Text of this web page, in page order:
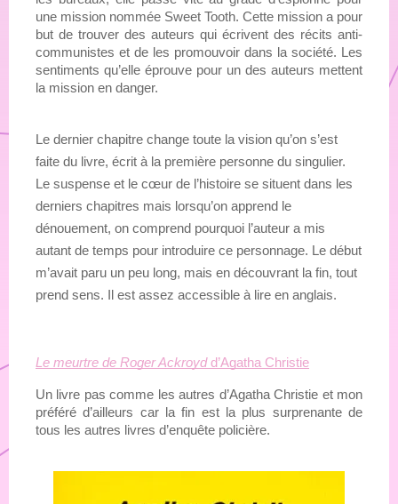
une mission nommée Sweet Tooth. Cette mission a pour
but de trouver des auteurs qui écrivent des récits anti-
communistes et de les promouvoir dans la société. Les
sentiments qu’elle éprouve pour un des auteurs mettent
la mission en danger.
Le dernier chapitre change toute la vision qu’on s’est
faite du livre, écrit à la première personne du singulier.
Le suspense et le cœur de l’histoire se situent dans les
derniers chapitres mais lorsqu’on apprend le
dénouement, on comprend pourquoi l’auteur a mis
autant de temps pour introduire ce personnage. Le début
m’avait paru un peu long, mais en découvrant la fin, tout
prend sens. Il est assez accessible à lire en anglais.
Le meurtre de Roger Ackroyd d’Agatha Christie
Un livre pas comme les autres d’Agatha Christie et mon
préféré d’ailleurs car la fin est la plus surprenante de
tous les autres livres d’enquête policière.